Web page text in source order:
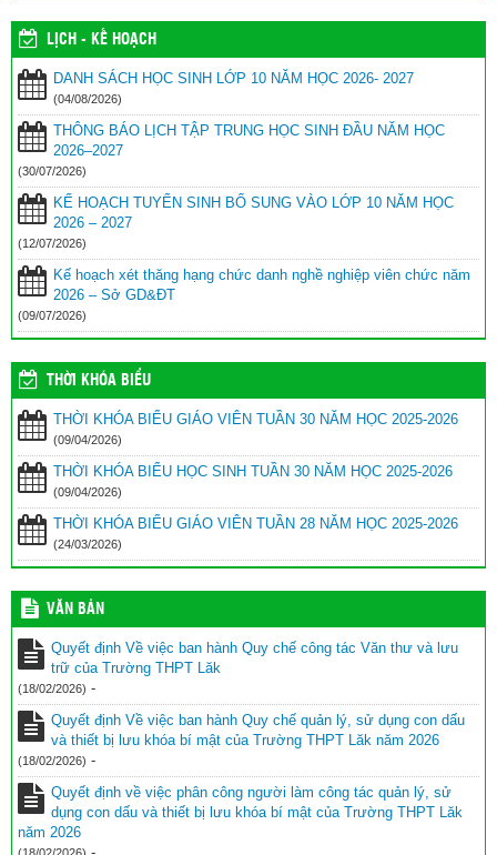
KẾ HOẠCH TUYỂN SINH BỔ SUNG VÀO LỚP 10 NĂM HỌC 2026
– 2027
(12/07/2026)
Kế hoạch xét thăng hạng chức danh nghề nghiệp viên chức năm
2026 – Sở GD&ĐT
(09/07/2026)
10 NĂM HỌC 2026–2027
LỊCH - KẾ HOẠCH
DANH SÁCH HỌC SINH LỚP 10 NĂM HỌC 2026- 2027
(04/08/2026)
THÔNG BÁO LỊCH TẬP TRUNG HỌC SINH ĐẦU NĂM HỌC
2026–2027
(30/07/2026)
KẾ HOẠCH TUYỂN SINH BỔ SUNG VÀO LỚP 10 NĂM HỌC
2026 – 2027
(12/07/2026)
Kế hoạch xét thăng hạng chức danh nghề nghiệp viên chức năm
2026 – Sở GD&ĐT
(09/07/2026)
THỜI KHÓA BIỂU
THỜI KHÓA BIỂU GIÁO VIÊN TUẦN 30 NĂM HỌC 2025-2026
(09/04/2026)
THỜI KHÓA BIỂU HỌC SINH TUẦN 30 NĂM HỌC 2025-2026
(09/04/2026)
THỜI KHÓA BIỂU GIÁO VIÊN TUẦN 28 NĂM HỌC 2025-2026
(24/03/2026)
VĂN BẢN
Quyết định Về việc ban hành Quy chế công tác Văn thư và lưu
trữ của Trường THPT Lăk
(18/02/2026) -
Quyết định Về việc ban hành Quy chế quản lý, sử dụng con dấu
và thiết bị lưu khóa bí mật của Trường THPT Lăk năm 2026
(18/02/2026) -
Quyết định về việc phân công người làm công tác quản lý, sử
dụng con dấu và thiết bị lưu khóa bí mật của Trường THPT Lăk
năm 2026